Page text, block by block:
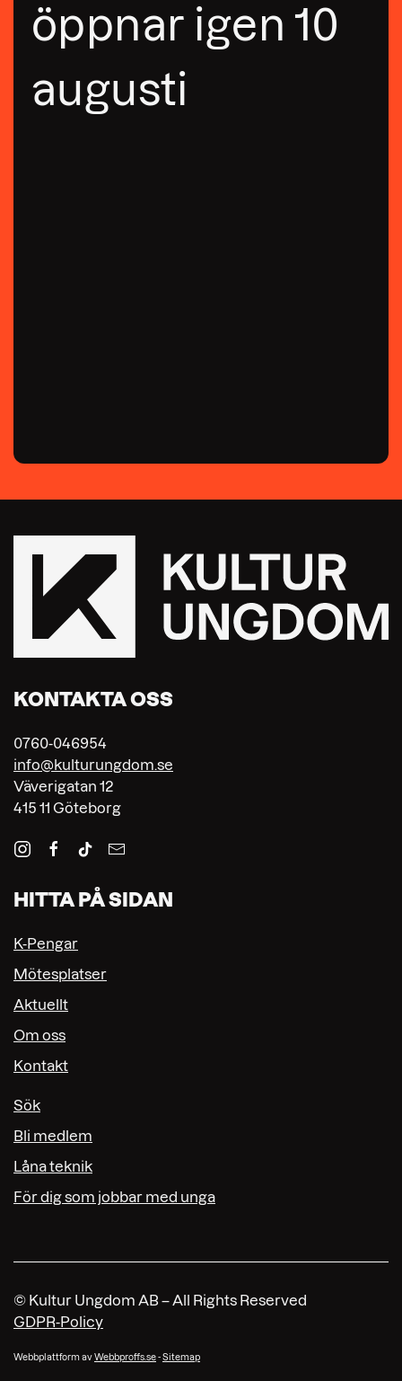
öppnar igen 10
augusti
KONTAKTA OSS
0760-046954
info@kulturungdom.se
Väverigatan 12
415 11 Göteborg
HITTA PÅ SIDAN
K-Pengar
Mötesplatser
Aktuellt
Om oss
Kontakt
Sök
Bli medlem
Låna teknik
För dig som jobbar med unga
© Kultur Ungdom AB – All Rights Reserved
GDPR-Policy
Webbplattform avWebbproffs.se-Sitemap